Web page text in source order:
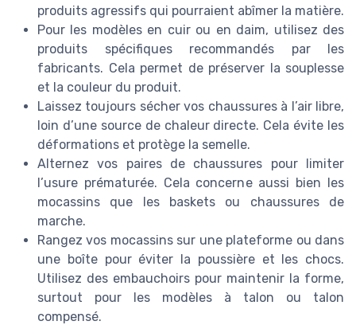
produits agressifs qui pourraient abîmer la matière.
Pour les modèles en cuir ou en daim, utilisez des
produits spécifiques recommandés par les
fabricants. Cela permet de préserver la souplesse
et la couleur du produit.
Laissez toujours sécher vos chaussures à l’air libre,
loin d’une source de chaleur directe. Cela évite les
déformations et protège la semelle.
Alternez vos paires de chaussures pour limiter
l’usure prématurée. Cela concerne aussi bien les
mocassins que les baskets ou chaussures de
marche.
Rangez vos mocassins sur une plateforme ou dans
une boîte pour éviter la poussière et les chocs.
Utilisez des embauchoirs pour maintenir la forme,
surtout pour les modèles à talon ou talon
compensé.